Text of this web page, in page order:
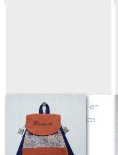
Petit LOUIS Bi-colore en
VELOURS, sac à dos
maternelle surmesure et
personnalisé
À partir de